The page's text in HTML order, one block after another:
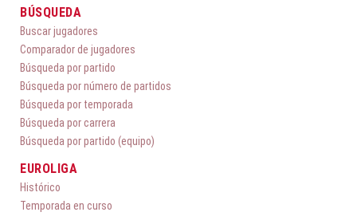
BÚSQUEDA
Buscar jugadores
Comparador de jugadores
Búsqueda por partido
Búsqueda por número de partidos
Búsqueda por temporada
Búsqueda por carrera
Búsqueda por partido (equipo)
EUROLIGA
Histórico
Temporada en curso